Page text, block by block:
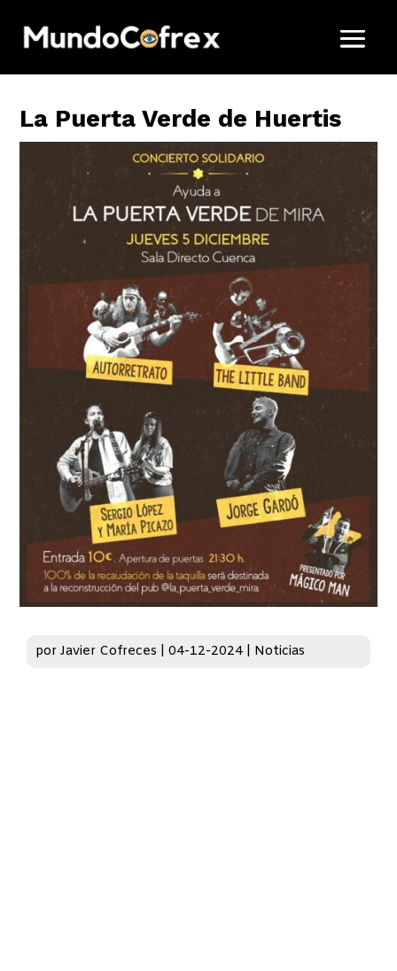
La Puerta Verde de Huertis
porJavier Cofreces |04-12-2024 Noticias